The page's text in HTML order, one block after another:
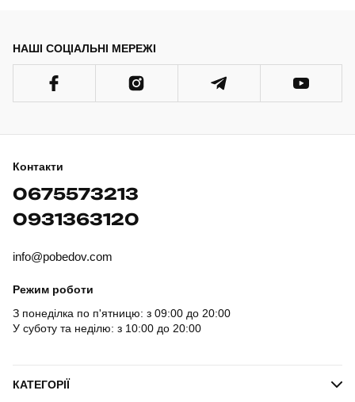
НАШІ СОЦІАЛЬНІ МЕРЕЖІ
Контакти
0675573213
0931363120
info@pobedov.com
Режим роботи
З понеділка по п'ятницю: з 09:00 до 20:00
У суботу та неділю: з 10:00 до 20:00
КАТЕГОРІЇ